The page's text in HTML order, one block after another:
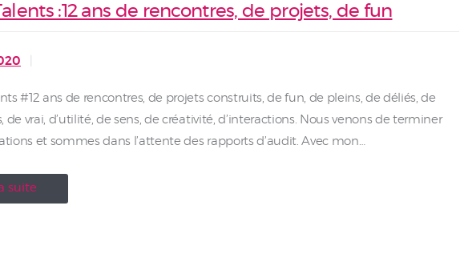
:12 ans de rencontres, de projets, de fun
#12 ans de rencontres, de projets construits, de fun, de pleins, de déliés, de
de vrai, d’utilité, de sens, de créativité, d’interactions. Nous venons de terminer
et sommes dans l’attente des rapports d’audit. Avec mon…
suite